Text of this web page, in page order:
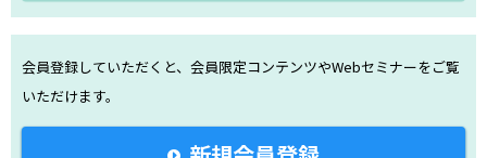
会員登録していただくと、会員限定コンテンツやWebセミナーをご覧
いただけます。